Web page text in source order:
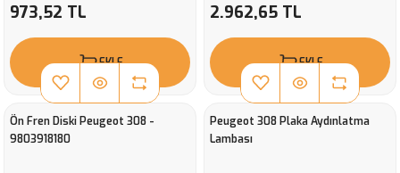
973,52 TL
EKLE
2.962,65 TL
EKLE
Ön Fren Diski Peugeot 308 -
9803918180
Peugeot 308 Plaka Aydınlatma
Lambası